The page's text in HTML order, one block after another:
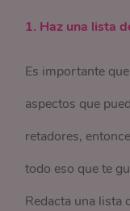
1. Haz una lista
Es importante
aspectos que
retadores,
todo eso que te
Redacta una lista